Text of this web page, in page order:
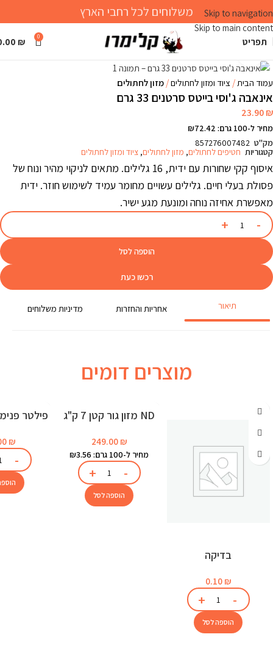
Skip to navigation
Skip to main content
משלוחים לכל רחבי הארץ
תפריט 0
₪
Click to enlarge
עמוד הבית ציוד ומזון לחתולים מזון לחתולים
אינאבה ג'וסי בייטס סרטנים 33 גרם
23.90₪
מחיר ל-100 גרם: ₪72.42
מק"ט 857276007482
קטגוריות חטיפים לחתולים, מזון לחתולים, ציוד ומזון לחתולים
איסוף קקי שחורות עם ידית, 16 גלילים. מתאים לניקוי מהיר ונוח של
פסולת בעלי חיים. גלילים עשויים מחומר עמיד לשימוש חוזר. ידית
מאפשרת אחיזה נוחה ומונעת מגע ישיר.
הוספה לסל
רכשו כעת
תיאור אחריות והחזרות מדיניות משלוחים
מוצרים דומים
בדיקה
0.10 ₪
הוספה לסל
ND מזון גור קטן 7 ק"ג
249.00 ₪
מחיר ל-100 גרם: ₪3.56
הוספה לסל
₪